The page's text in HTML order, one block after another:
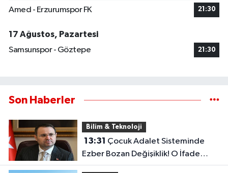
Amed - Erzurumspor FK 21:30
17 Ağustos, Pazartesi
Samsunspor - Göztepe
21:30
Son Haberler
Bilim & Teknoloji
13:31
Ezber Bozan Değişiklik! O İfade
Artık Tarihe Karışıyor